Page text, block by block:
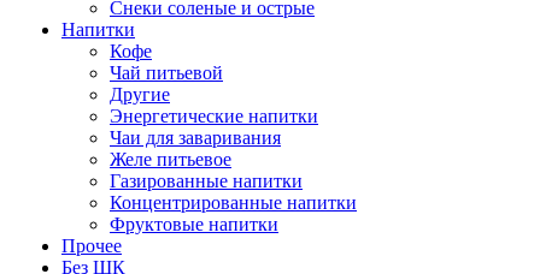
Снеки соленые и острые
Напитки
Кофе
Чай питьевой
Другие
Энергетические напитки
Чаи для заваривания
Желе питьевое
Газированные напитки
Концентрированные напитки
Фруктовые напитки
Прочее
Без ШК